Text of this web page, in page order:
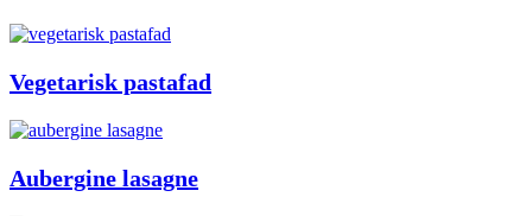
Vegetarisk pastafad
Aubergine lasagne